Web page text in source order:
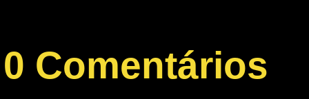
0 Comentários